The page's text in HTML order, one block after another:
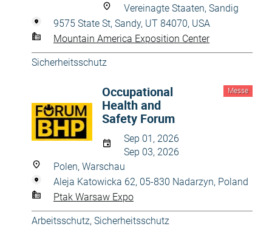
Vereinagte Staaten, Sandig
9575 State St, Sandy, UT 84070, USA
Mountain America Exposition Center
Sicherheitsschutz
Messe
Occupational
Health and
Safety Forum
Sep 01, 2026
Sep 03, 2026
Polen, Warschau
Aleja Katowicka 62, 05-830 Nadarzyn, Poland
Ptak Warsaw Expo
Arbeitsschutz, Sicherheitsschutz